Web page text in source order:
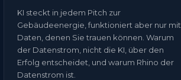
KI steckt in jedem Pitch zur
Gebäudeenergie, funktioniert aber nur mit
Daten, denen Sie trauen können. Warum
der Datenstrom, nicht die KI, über den
Erfolg entscheidet, und warum Rhino der
Datenstrom ist.